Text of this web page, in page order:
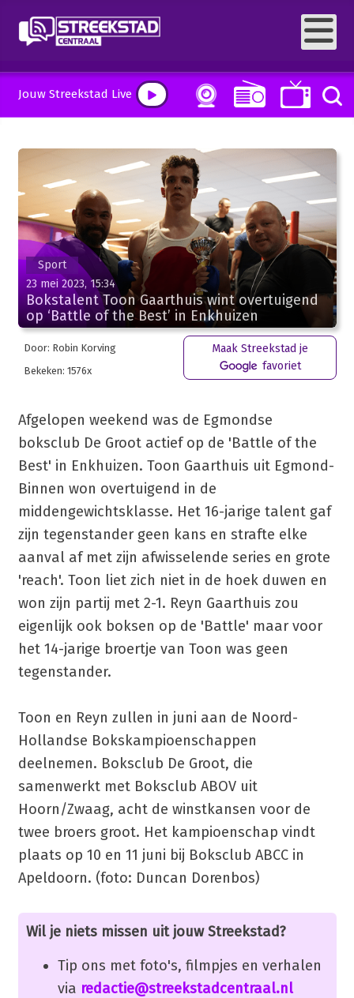
Jouw Streekstad Live
Sport
23 mei 2023, 15:34
Bokstalent Toon Gaarthuis wint overtuigend
op ‘Battle of the Best’ in Enkhuizen
Door: Robin Korving
Bekeken: 1576x
Maak Streekstad je
favoriet
Afgelopen weekend was de Egmondse
boksclub De Groot actief op de 'Battle of the
Best' in Enkhuizen. Toon Gaarthuis uit Egmond-
Binnen won overtuigend in de
middengewichtsklasse. Het 16-jarige talent gaf
zijn tegenstander geen kans en strafte elke
aanval af met zijn afwisselende series en grote
'reach'. Toon liet zich niet in de hoek duwen en
won zijn partij met 2-1. Reyn Gaarthuis zou
eigenlijk ook boksen op de 'Battle' maar voor
het 14-jarige broertje van Toon was geen
tegenstander.
Toon en Reyn zullen in juni aan de Noord-
Hollandse Bokskampioenschappen
deelnemen. Boksclub De Groot, die
samenwerkt met Boksclub ABOV uit
Hoorn/Zwaag, acht de winstkansen voor de
twee broers groot. Het kampioenschap vindt
plaats op 10 en 11 juni bij Boksclub ABCC in
Apeldoorn. (foto: Duncan Dorenbos)
Wil je niets missen uit jouw Streekstad?
Tip ons met foto's, filmpjes en verhalen
via redactie@streekstadcentraal.nl